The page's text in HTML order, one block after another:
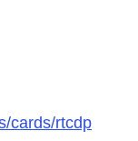
cards/rtcdp